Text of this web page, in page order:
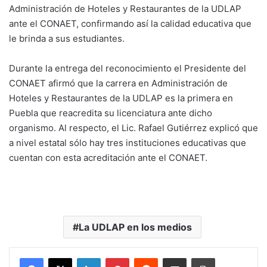
Administración de Hoteles y Restaurantes de la UDLAP
ante el CONAET, confirmando así la calidad educativa que
le brinda a sus estudiantes.
Durante la entrega del reconocimiento el Presidente del
CONAET afirmó que la carrera en Administración de
Hoteles y Restaurantes de la UDLAP es la primera en
Puebla que reacredita su licenciatura ante dicho
organismo. Al respecto, el Lic. Rafael Gutiérrez explicó que
a nivel estatal sólo hay tres instituciones educativas que
cuentan con esta acreditación ante el CONAET.
La UDLAP en los medios
LinkedInPinterestReddit Share via Email Print